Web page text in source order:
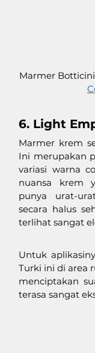
Marmer
6. Light
Marmer krem
Ini merupakan
variasi warna
nuansa krem
punya urat-
secara halus
terlihat sangat
Untuk
Turki ini di area
menciptakan
terasa sangat